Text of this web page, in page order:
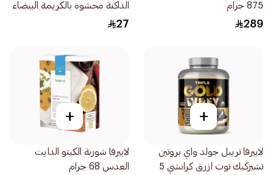
875 جرام
289
الداكنة محشوة بالكريمة البيضاء
كوكيز وكريمة 100جرام
27
+
لابيرفا تريبل جولد واي بروتين
تشيزكيك توت ازرق كرانشي 5
+
لابيرفا شوربة الكيتو الدايت
العدس 68 جرام